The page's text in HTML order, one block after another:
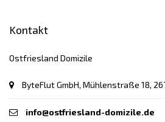
Kontakt
Ostfriesland Domizile
ByteFlut GmbH, Mühlenstraße 18,
info@ostfriesland-domizile.de